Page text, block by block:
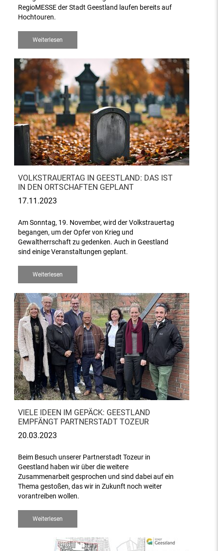
RegioMESSE der Stadt Geestland laufen bereits auf
Hochtouren.
Weiterlesen
VOLKSTRAUERTAG IN GEESTLAND: DAS IST
IN DEN ORTSCHAFTEN GEPLANT
17.11.2023
Am Sonntag, 19. November, wird der Volkstrauertag
begangen, um der Opfer von Krieg und
Gewaltherrschaft zu gedenken. Auch in Geestland
sind einige Veranstaltungen geplant.
Weiterlesen
VIELE IDEEN IM GEPÄCK: GEESTLAND
EMPFÄNGT PARTNERSTADT TOZEUR
20.03.2023
Beim Besuch unserer Partnerstadt Tozeur in
Geestland haben wir über die weitere
Zusammenarbeit gesprochen und sind dabei auf ein
Thema gestoßen, das wir in Zukunft noch weiter
vorantreiben wollen.
Weiterlesen